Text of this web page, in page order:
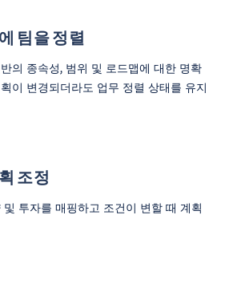
팀을 정렬
의 종속성, 범위 및 로드맵에 대한 명확
이 변경되더라도 업무 정렬 상태를 유지
조정
투자를 매핑하고 조건이 변할 때 계획